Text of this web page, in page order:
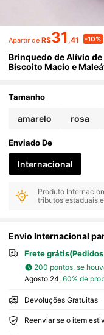
Apartir de R$31 ,41 -10%
Brinquedo de Alívio
Biscoito Macio e
Colorido (9,9 x 9,9 x 4
Alívio de Estresse
o de Alívio de
Tamanho
amarelo rosa
Enviado De
Internacional
Produto
tributos estaduais
Envio Internacional
Frete
200 pontos, se
Agosto 24, 60% de
Devoluções Gratuitas